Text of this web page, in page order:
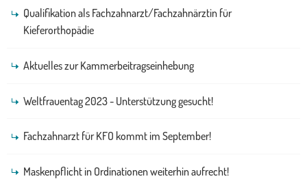
Qualifikation als Fachzahnarzt/Fachzahnärztin für
Kieferorthopädie
Aktuelles zur Kammerbeitragseinhebung
Weltfrauentag 2023 - Unterstützung gesucht!
Fachzahnarzt für KFO kommt im September!
Maskenpflicht in Ordinationen weiterhin aufrecht!